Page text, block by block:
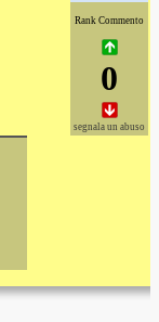
Rank Commento
0
segnala un abuso